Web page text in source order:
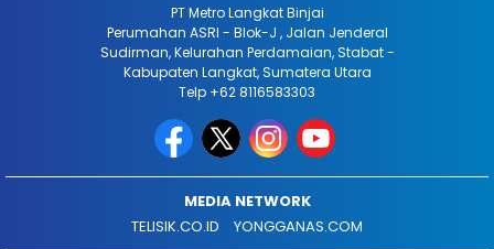
PT Metro Langkat Binjai
Perumahan ASRI - Blok-J , Jalan Jenderal
Sudirman, Kelurahan Perdamaian, Stabat -
Kabupaten Langkat, Sumatera Utara
Telp +62 8116583303
MEDIA NETWORK
TELISIK.CO.ID
YONGGANAS.COM